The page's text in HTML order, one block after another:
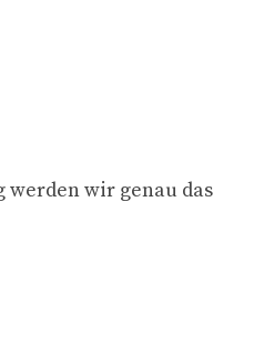
werden wir genau das